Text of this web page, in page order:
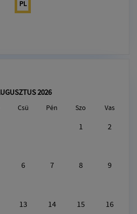
PL
2026
Csü Pén Szo Vas
1 2
6 7 8 9
13 14 15 16